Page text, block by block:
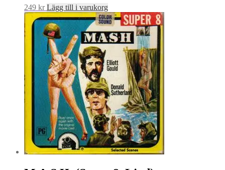
249 kr Lägg till i varukorg